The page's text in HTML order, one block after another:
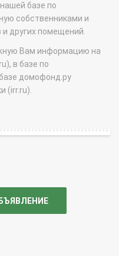
базе по
собственниками и
и других помещений.
Вам информацию на
в базе по
домофонд.ру
(irr.ru).